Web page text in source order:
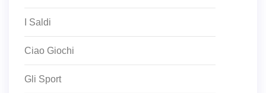
I Saldi
Ciao Giochi
Gli Sport